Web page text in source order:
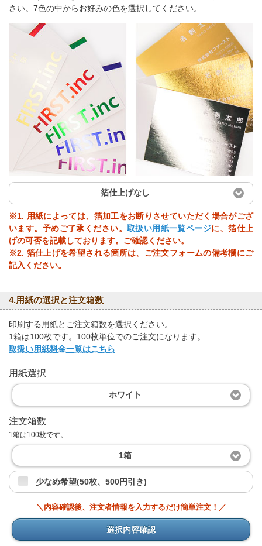
さい。7色の中からお好みの色を選択してください。
箔仕上げなし
※1. 用紙によっては、箔加工をお断りさせていただく場合がござ
います。予めご了承ください。 取扱い用紙一覧ページに、箔仕上
げの可否を記載しております。ご確認ください。
※2. 箔仕上げを希望される箇所は、ご注文フォームの備考欄にご
記入ください。
4.用紙の選択と注文箱数
印刷する用紙とご注文箱数を選択ください。
1箱は100枚です。100枚単位でのご注文になります。
取扱い用紙料金一覧はこちら
用紙選択
ホワイト
注文箱数
1箱は100枚です。
1箱
少なめ希望(50枚、500円引き)
＼内容確認後、注文者情報を入力するだけ簡単注文！／
選択内容確認